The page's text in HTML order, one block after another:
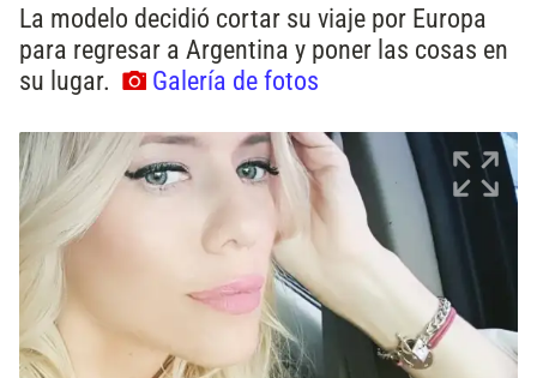
La modelo decidió cortar su viaje por Europa
para regresar a Argentina y poner las cosas en
su lugar.
Galería de fotos